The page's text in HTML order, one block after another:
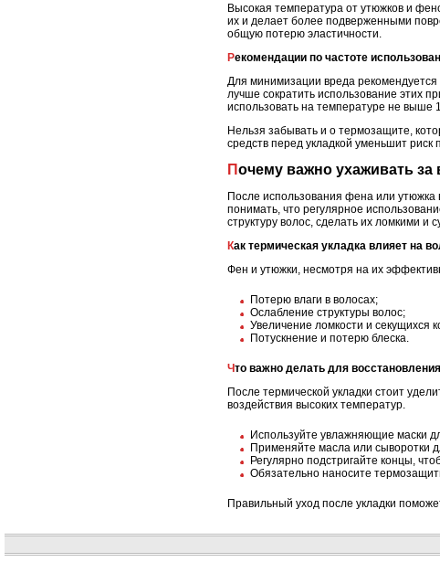
Высокая температура от утюжков и
их и делает более подверженными
общую потерю эластичности.
Рекомендации по частоте
Для минимизации вреда
лучше сократить использование этих
использовать на температуре не выше
Нельзя забывать и о термозащите,
средств перед укладкой уменьшит
Почему важно ухаживать
После использования фена или
понимать, что регулярное
структуру волос, сделать их ломкими и
Как термическая укладка влияет на
Фен и утюжки, несмотря на их
Потерю влаги в волосах;
Ослабление структуры волос;
Увеличение ломкости и секущихся
Потускнение и потерю блеска.
Что важно делать для
После термической укладки стоит
воздействия высоких температур.
Используйте увлажняющие маски
Применяйте масла или сыворотки
Регулярно подстригайте концы,
Обязательно наносите
Правильный уход после укладки